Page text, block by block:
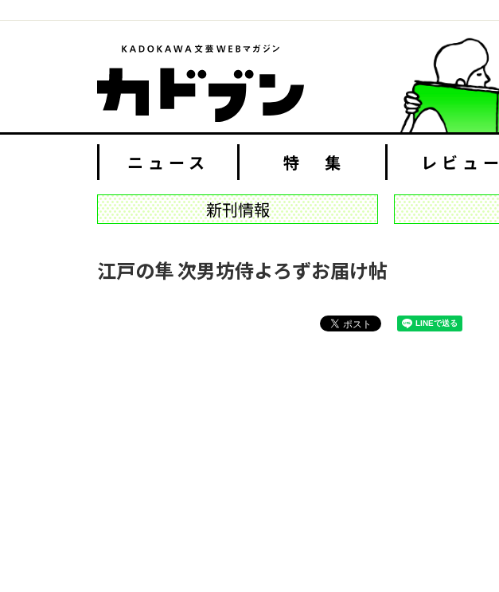
ニュース 特 集 レビュー
新刊情報
江戸の隼 次男坊侍よろずお届け帖